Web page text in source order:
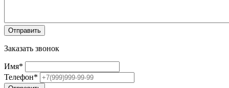
Заказать звонок
Имя*
Телефон*